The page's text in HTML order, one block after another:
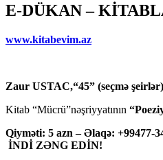
E-DÜKAN –
www.kitabevim.az
Zaur USTAC,“45” (seçmə
Kitab “Mücrü”nəşriyyatının
Qiyməti: 5 azn – Əlaqə: +99477-
İNDİ ZƏNG EDİN!